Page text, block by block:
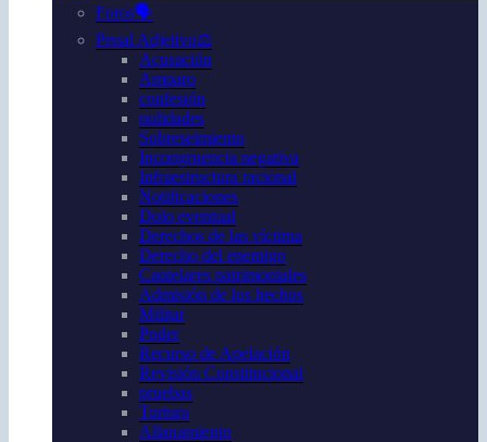
Foros🗣️
Penal Adjetivo⚖️
Acusación
Amparo
confesión
nulidades
Sobreseimiento
Incongruencia negativa
Infraestructura racional
Notificaciones
Dolo eventual
Derechos de las víctima
Derecho del enemigo
Cautelares patrimoniales
Admisión de los hechos
Militar
Poder
Recurso de Apelación
Revisión Constitucional
pruebas
Tortura
Allanamiento